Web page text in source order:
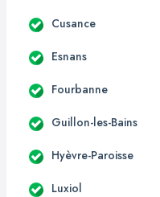
Cusance
Esnans
Fourbanne
Guillon-les-Bains
Hyèvre-Paroisse
Luxiol